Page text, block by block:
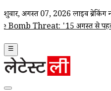
शुक्रवार, अगस्त 07, 2026 लाइव ब्रेकिंग
'15 अगस्त से पहले मुंबई में
☰